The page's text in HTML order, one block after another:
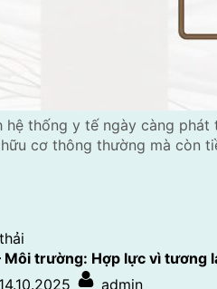
hệ thống y tế ngày càng
cơ thông thường mà còn
Môi trường: Hợp lực vì tương
14.10.2025 By
admin